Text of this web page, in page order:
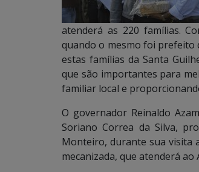
atenderá as 220 famílias.
quando o mesmo foi prefeito
estas famílias da Santa
que são importantes para
familiar local e
O governador Reinaldo
Soriano Correa da Silva,
Monteiro, durante sua visita
mecanizada, que atenderá